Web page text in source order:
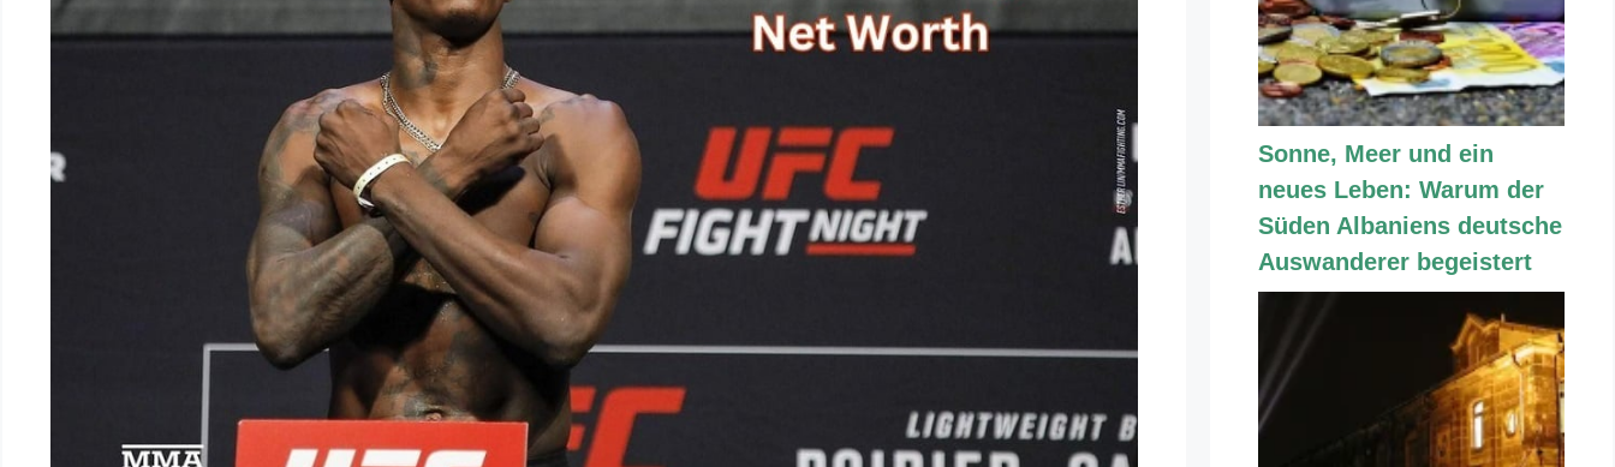
Sonne, Meer und ein
neues Leben: Warum der
Süden Albaniens deutsche
Auswanderer begeistert